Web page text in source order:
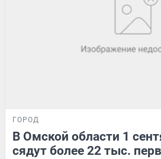
ГОРОД
В Омской области 1
сядут более 22 тыс.